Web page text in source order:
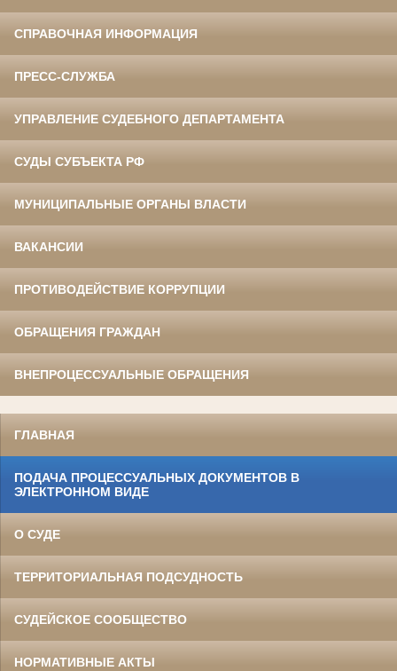
СПРАВОЧНАЯ ИНФОРМАЦИЯ
ПРЕСС-СЛУЖБА
УПРАВЛЕНИЕ СУДЕБНОГО ДЕПАРТАМЕНТА
СУДЫ СУБЪЕКТА РФ
МУНИЦИПАЛЬНЫЕ ОРГАНЫ ВЛАСТИ
ВАКАНСИИ
ПРОТИВОДЕЙСТВИЕ КОРРУПЦИИ
ОБРАЩЕНИЯ ГРАЖДАН
ВНЕПРОЦЕССУАЛЬНЫЕ ОБРАЩЕНИЯ
ГЛАВНАЯ
ПОДАЧА ПРОЦЕССУАЛЬНЫХ ДОКУМЕНТОВ В
ЭЛЕКТРОННОМ ВИДЕ
О СУДЕ
ТЕРРИТОРИАЛЬНАЯ ПОДСУДНОСТЬ
СУДЕЙСКОЕ СООБЩЕСТВО
НОРМАТИВНЫЕ АКТЫ